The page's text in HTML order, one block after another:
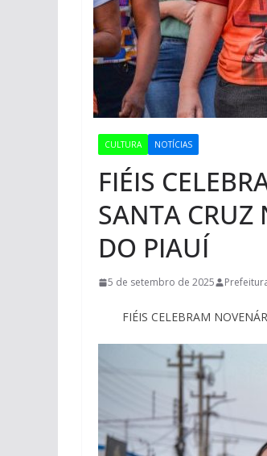
CULTURA NOTÍCIAS
FIÉIS
SANTA
DO PIAUÍ
5 de setembro de 2025
FIÉIS CELEBRAM